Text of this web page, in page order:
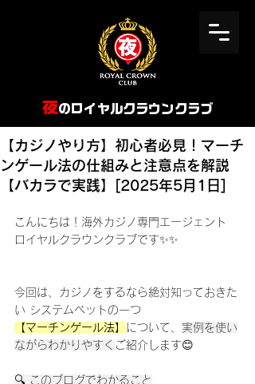
​夜のロイヤルクラウンクラブ
【カジノやり方】初心者必見！マーチ
ンゲール法の仕組みと注意点を解説
【バカラで実践】[2025年5月1日]
こんにちは！海外カジノ専門エージェント
ロイヤルクラウンクラブです✨✨
今回は、カジノをするなら絶対知っておきた
い システムベットの一つ
【マーチンゲール法】 について、 実例を使い
ながらわかりやすく ご紹介します😊
🔍 このブログでわかること